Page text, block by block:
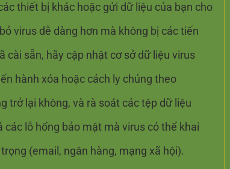
thiết bị khác hoặc gửi dữ liệu của bạn cho
virus dễ dàng hơn mà không bị các tiến
sẵn, hãy cập nhật cơ sở dữ liệu virus
hành xóa hoặc cách ly chúng theo
trở lại không, và rà soát các tệp dữ liệu
lỗ hổng bảo mật mà virus có thể khai
(email, ngân hàng, mạng xã hội).